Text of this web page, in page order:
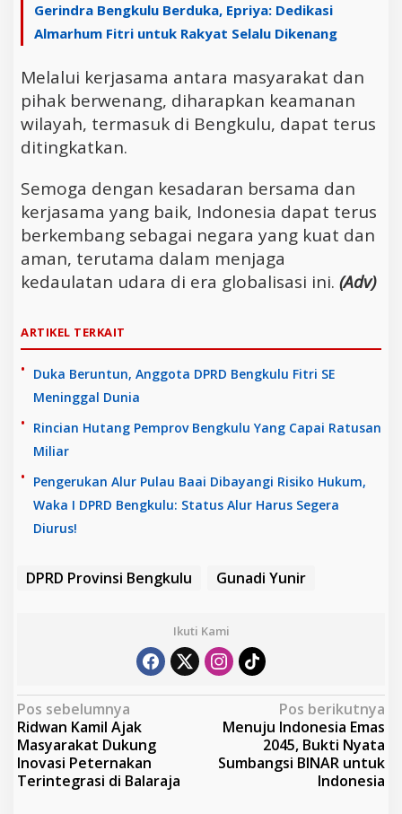
Gerindra Bengkulu Berduka, Epriya: Dedikasi
Almarhum Fitri untuk Rakyat Selalu Dikenang
Melalui kerjasama antara masyarakat dan
pihak berwenang, diharapkan keamanan
wilayah, termasuk di Bengkulu, dapat terus
ditingkatkan.
Semoga dengan kesadaran bersama dan
kerjasama yang baik, Indonesia dapat terus
berkembang sebagai negara yang kuat dan
aman, terutama dalam menjaga
kedaulatan udara di era globalisasi ini. (Adv)
ARTIKEL TERKAIT
Duka Beruntun, Anggota DPRD Bengkulu Fitri SE
Meninggal Dunia
Rincian Hutang Pemprov Bengkulu Yang Capai Ratusan
Miliar
Pengerukan Alur Pulau Baai Dibayangi Risiko Hukum,
Waka I DPRD Bengkulu: Status Alur Harus Segera
Diurus!
DPRD Provinsi Bengkulu Gunadi Yunir
Ikuti Kami
N
a
v
i
Pos sebelumnya
Ridwan Kamil Ajak
Masyarakat Dukung
Inovasi Peternakan
Terintegrasi di Balaraja
Pos berikutnya
Menuju Indonesia Emas
2045, Bukti Nyata
Sumbangsi BINAR untuk
Indonesia